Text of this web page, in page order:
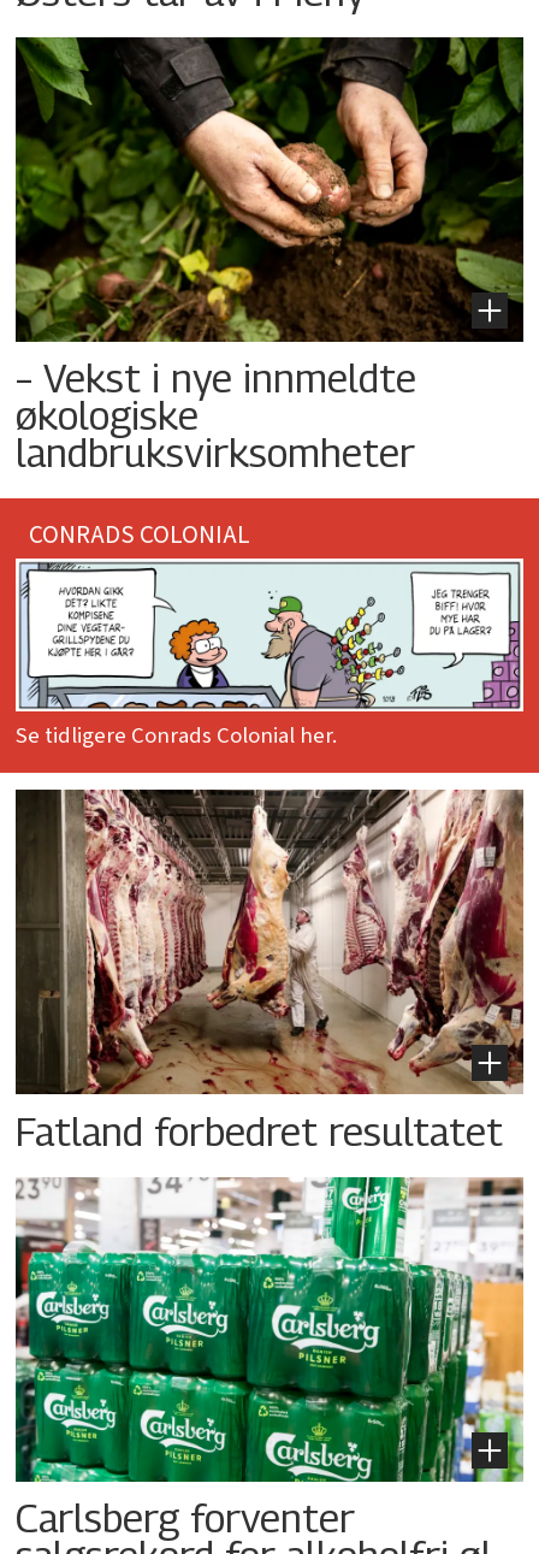
– Vekst i nye innmeldte
økologiske
landbruksvirksomheter
CONRADS COLONIAL
Se tidligere Conrads Colonial her.
Fatland forbedret resultatet
Carlsberg forventer